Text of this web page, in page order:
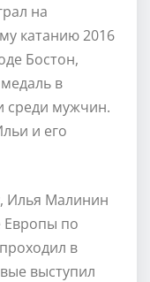
на
катанию 2016
Бостон,
в
среди мужчин.
и его
Илья Малинин
Европы по
в
выступил